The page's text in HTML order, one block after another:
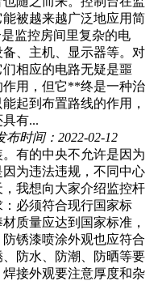
被越来越广泛地应用简
监控房间里复杂的电
、主机、显示器等。对
相应的电路无疑是噩
用，但它**终是一种治
起到布置路线的作用，
有...
布时间：2022-02-12
有的中央不允许是因为
为违法违规，不同中心
我想向大家介绍监控杆
必须符合现行国家标
质量应达到国家标准，
锈漆喷涂外观也应符合
防水、防潮、防晒等要
接外观要注意厚度和杂